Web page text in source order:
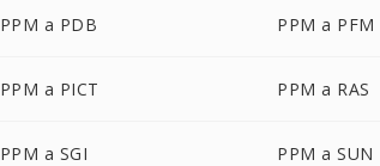
PPM a PDB PPM a PFM
PPM a PICT PPM a RAS
PPM a SGI PPM a SUN